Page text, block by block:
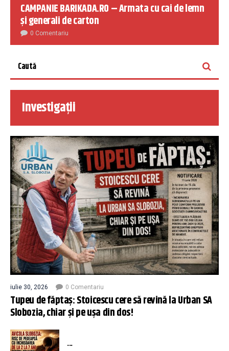
CAMPANIE BARIKADA.RO – Armata cu cai de lemn
și generali de carton
0 Comentariu
Investigații
iulie 30, 2026 0 Comentariu
Tupeu de făptaș: Stoicescu cere să revină la Urban SA
Slobozia, chiar și pe ușa din dos!
...